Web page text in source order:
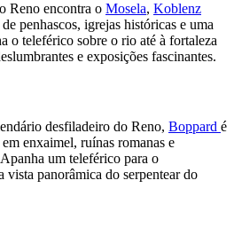
Reno encontra o Mosela, Koblenz
penhascos, igrejas históricas e uma
o teleférico sobre o rio até à fortaleza
e exposições fascinantes.
desfiladeiro do Reno, Boppard é
enxaimel, ruínas romanas e
um teleférico para o
vista panorâmica do serpentear do